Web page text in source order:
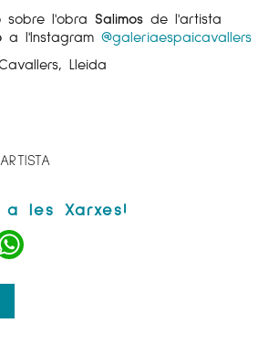
sobre l'obra Salimos de l'artista
a l'Instagram @galeriaespaicavallers
Lleida